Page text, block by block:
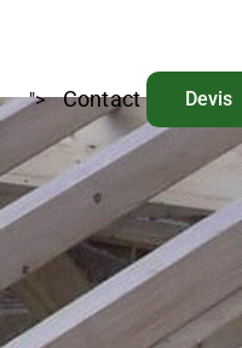
"> Contact Devis